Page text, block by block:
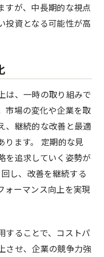
すが、中長期的な視点
投資となる可能性が高
は、一時の取り組みで
市場の変化や企業を取
、継続的な改善と最適
ります。 定期的な見
を追求していく姿勢が
し、改善を継続する
ォーマンス向上を実現
することで、コストパ
させ、企業の競争力強